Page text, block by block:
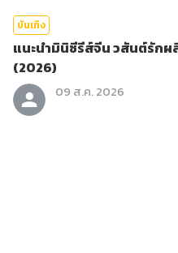
บันเทิง
แนะนำมินิซีรีส์จีน วสันต์รัก
(2026)
09 ส.ค. 2026